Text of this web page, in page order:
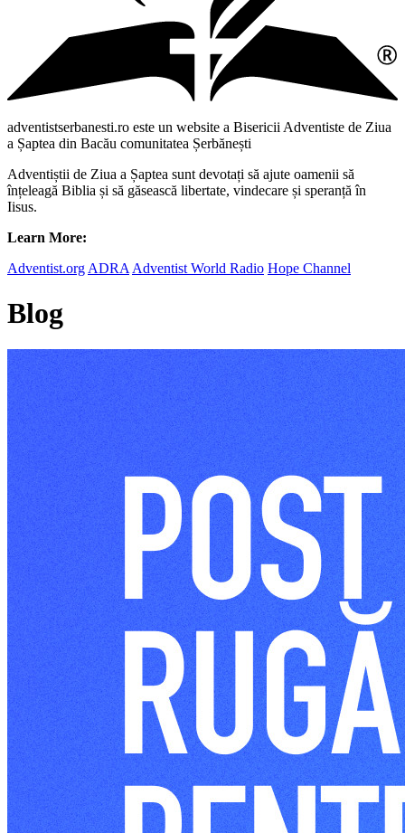
adventistserbanesti.ro este un website a Bisericii Adventiste de Ziua
a Șaptea din Bacău comunitatea Șerbănești
Adventiștii de Ziua a Șaptea sunt devotați să ajute oamenii să
înțeleagă Biblia și să găsească libertate, vindecare și speranță în
Iisus.
Learn More:
Adventist.org ADRA Adventist World Radio Hope Channel
Blog